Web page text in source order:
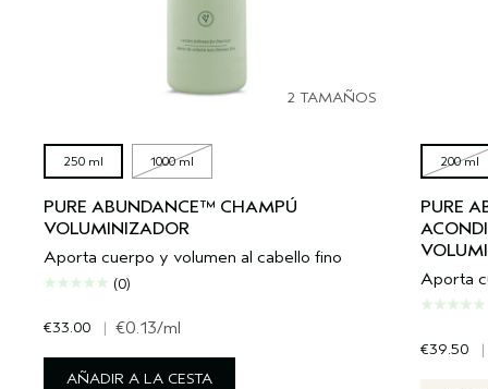
2 TAMAÑOS
250 ml 1000 ml
PURE ABUNDANCE™ CHAMPÚ
VOLUMINIZADOR
Aporta cuerpo y volumen al cabello fino
(0)
€33.00 | €0.13/ml
AÑADIR A LA CESTA
200 ml
PURE
Aporta
€39.50 |